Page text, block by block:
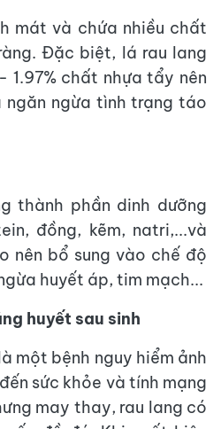
mát và chứa nhiều chất
Đặc biệt, lá rau lang
1.97% chất nhựa tẩy nên
ngăn ngừa tình trạng táo
thành phần dinh dưỡng
đồng, kẽm, natri,...và
nên bổ sung vào chế độ
huyết áp, tim mạch...
huyết sau sinh
một bệnh nguy hiểm ảnh
sức khỏe và tính mạng
may thay, rau lang có